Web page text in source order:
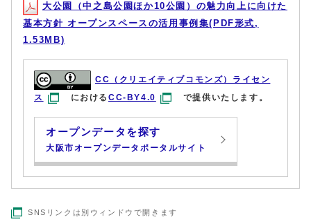
大公園（中之島公園ほか10公園）の魅力向上に向けた
基本方針 オープンスペースの活用事例集(PDF形式,
1.53MB)
CC（クリエイティブコモンズ）ライセン
ス
におけるCC-BY4.0 で提供いたします。
オープンデータを探す
大阪市オープンデータポータルサイト
SNSリンクは別ウィンドウで開きます